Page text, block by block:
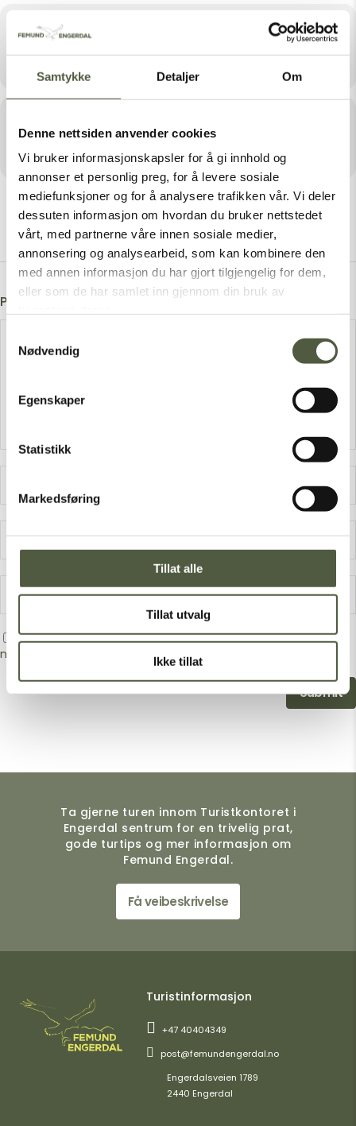
Samtykke Detaljer Om
Denne nettsiden anvender cookies
Vi bruker informasjonskapsler for å gi innhold og
annonser et personlig preg, for å levere sosiale
mediefunksjoner og for å analysere trafikken vår. Vi deler
dessuten informasjon om hvordan du bruker nettstedet
vårt, med partnerne våre innen sosiale medier,
annonsering og analysearbeid, som kan kombinere den
med annen informasjon du har gjort tilgjengelig for dem,
eller som de har samlet inn gjennom din bruk av
Nødvendig
Egenskaper
Statistikk
Markedsføring
Tillat alle
Tillat utvalg
Ikke tillat
Sted
Drevsjø
DREVSJØ MENIGHETSRÅD
Post A Comment
Save my name, email, and website in this browser for the
next time I comment.
Ta gjerne turen innom Turistkontoret i
Engerdal sentrum for en trivelig prat,
gode turtips og mer informasjon om
Femund Engerdal.
Få veibeskrivelse
Turistinformasjon
+47 40404349
post@femundengerdal.no
Engerdalsveien 1789
2440 Engerdal